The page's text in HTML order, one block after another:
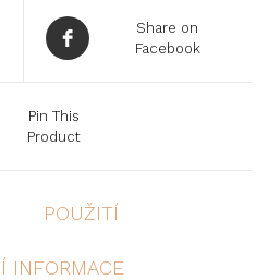
Share on
Facebook
Pin This
Product
POUŽITÍ
INFORMACE